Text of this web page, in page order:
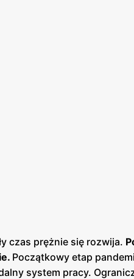
czas prężnie się rozwija.
Początkowy etap
system pracy.